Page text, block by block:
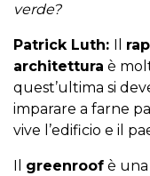
verde?
Patrick Luth:
architettura è
quest’ultima si
imparare a farne
vive l’edificio e il
greenroof è